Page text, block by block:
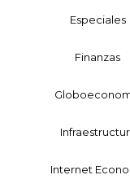
Especiales
Finanzas
Internet